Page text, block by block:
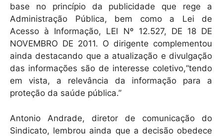
base no princípio da publicidade que rege a
Administração Pública, bem como a Lei de
Acesso à Informação, LEI Nº 12.527, DE 18 DE
NOVEMBRO DE 2011. O dirigente complementou
ainda destacando que a atualização e divulgação
das informações são de interesse coletivo,“tendo
em vista, a relevância da informação para a
proteção da saúde pública.”
Antonio Andrade, diretor de comunicação do
Sindicato, lembrou ainda que a decisão obedece